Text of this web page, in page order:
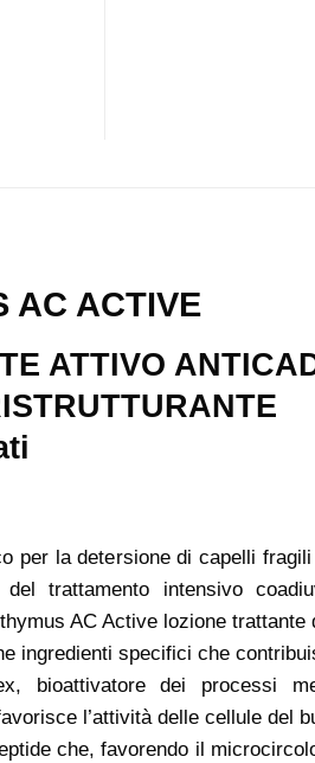
AC ACTIVE
ATTIVO
per la detersione di capelli
del trattamento intensivo
AC Active lozione trattante
ingredienti specifici che
bioattivatore dei processi
l’attività delle cellule del
che, favorendo il